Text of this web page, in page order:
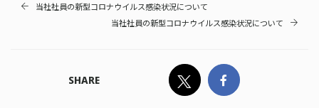
当社社員の新型コロナウイルス感染状況について
当社社員の新型コロナウイルス感染状況について
SHARE